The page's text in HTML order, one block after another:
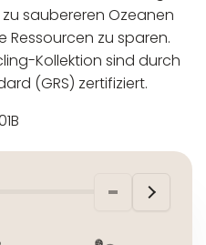
saubereren Ozeanen
zu sparen.
Kollektion sind durch
(GRS) zertifiziert.
verantwortlicher